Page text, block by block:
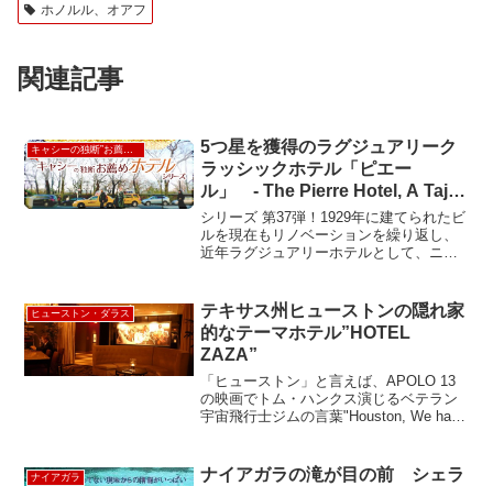
ホノルル、オアフ
関連記事
5つ星を獲得のラグジュアリーク
ラッシックホテル「ピエー
ル」 - The Pierre Hotel, A Taj
Hotel New York
シリーズ 第37弾！1929年に建てられたビ
ルを現在もリノベーションを繰り返し、
近年ラグジュアリーホテルとして、ニュ
り”と“品”を感じるホテルである。エレベ
ーターも24時間...
ヒューストン・ダラス
テキサス州ヒューストンの隠れ家
的なテーマホテル”HOTEL
ZAZA”
「ヒューストン」と言えば、APOLO 13
の映画でトム・ハンクス演じるベテラン
宇宙飛行士ジムの言葉"Houston, We have
ーストンのダウンタウ...
ナイアガラ
ナイアガラの滝が目の前 シェラ